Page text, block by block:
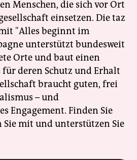
Menschen, die sich vor Ort
einsetzen. Die taz
"Alles beginnt im
unterstützt bundesweit
Orte und baut einen
deren Schutz und Erhalt
braucht guten, frei
– und
Engagement. Finden Sie
Sie mit und unterstützen Sie